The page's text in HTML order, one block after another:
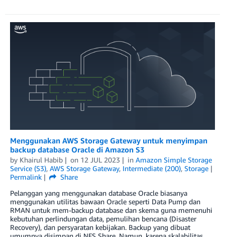
Menggunakan AWS Storage Gateway untuk menyimpan
backup database Oracle di Amazon S3
by Khairul Habib on 12 JUL 2023 in Amazon Simple Storage
Service (S3), AWS Storage Gateway, Intermediate (200), Storage
Permalink
Share
Pelanggan yang menggunakan database Oracle biasanya
menggunakan utilitas bawaan Oracle seperti Data Pump dan
RMAN untuk mem-backup database dan skema guna memenuhi
kebutuhan perlindungan data, pemulihan bencana (Disaster
Recovery), dan persyaratan kebijakan. Backup yang dibuat